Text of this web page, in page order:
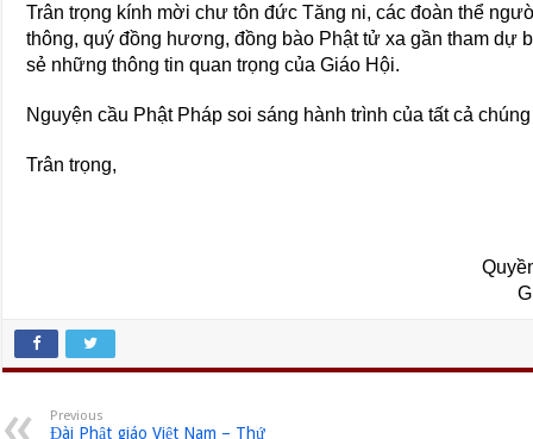
Trân trọng kính mời chư tôn đức Tăng ni, các đoàn thể
thông, quý đồng hương, đồng bào Phật tử xa gần tham dự
sẻ những thông tin quan trọng của Giáo Hội.
Nguyện cầu Phật Pháp soi sáng hành trình của tất cả
Trân trọng,
Previous
Đài Phật giáo Việt Nam – Thứ